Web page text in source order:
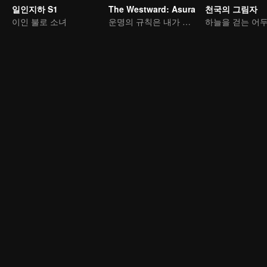
일인지하 S1
이인 불로 소녀
The Westward: Asura
운명의 규칙은 내가 깬다!
천국의 그림자